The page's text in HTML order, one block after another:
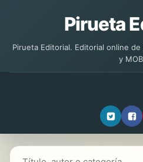
Pirueta
Pirueta Editorial. Editorial online
y